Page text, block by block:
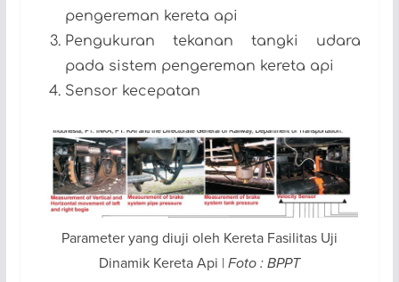
pengereman kereta api
Pengukuran tekanan tangki udara
pada sistem pengereman kereta api
Sensor kecepatan
Parameter yang diuji oleh Kereta Fasilitas Uji
Dinamik Kereta Api | Foto : BPPT